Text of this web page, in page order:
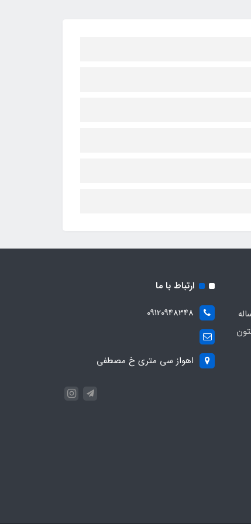
باسابقه 10 ساله
ارتباط با ما
09120948348
اهواز سی متری خ مصطفی